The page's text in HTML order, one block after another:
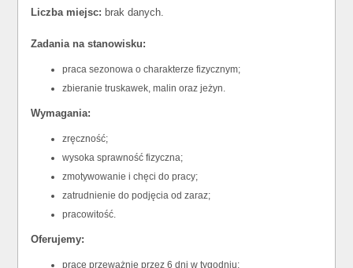
Liczba miejsc: brak danych.
Zadania na stanowisku:
praca sezonowa o charakterze fizycznym;
zbieranie truskawek, malin oraz jeżyn.
Wymagania:
zręczność;
wysoka sprawność fizyczna;
zmotywowanie i chęci do pracy;
zatrudnienie do podjęcia od zaraz;
pracowitość.
Oferujemy:
pracę przeważnie przez 6 dni w tygodniu;